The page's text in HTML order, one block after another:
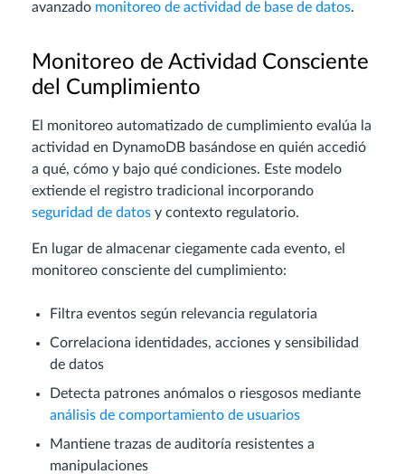
avanzado monitoreo de actividad de base de datos.
Monitoreo de Actividad Consciente
del Cumplimiento
El monitoreo automatizado de cumplimiento evalúa la
actividad en DynamoDB basándose en quién accedió
a qué, cómo y bajo qué condiciones. Este modelo
extiende el registro tradicional incorporando
seguridad de datos y contexto regulatorio.
En lugar de almacenar ciegamente cada evento, el
monitoreo consciente del cumplimiento:
Filtra eventos según relevancia regulatoria
Correlaciona identidades, acciones y sensibilidad
de datos
Detecta patrones anómalos o riesgosos mediante
análisis de comportamiento de usuarios
Mantiene trazas de auditoría resistentes a
manipulaciones